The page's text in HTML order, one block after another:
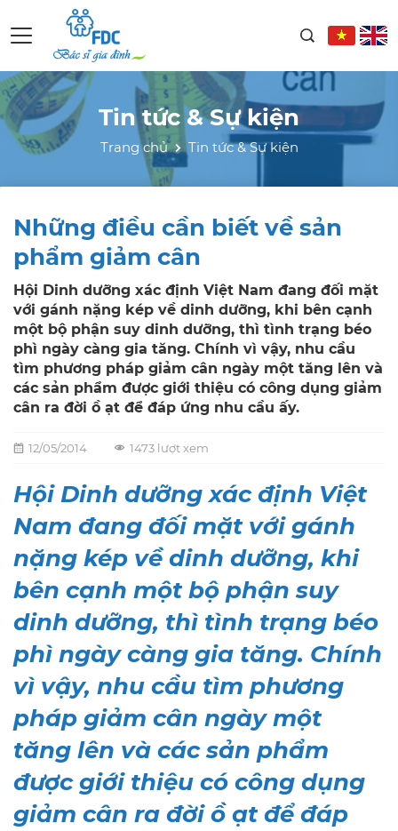
Tin tức & Sự kiện
Trang chủ Tin tức & Sự kiện
Những điều cần biết về sản
phẩm giảm cân
Hội Dinh dưỡng xác định Việt Nam đang đối mặt
với gánh nặng kép về dinh dưỡng, khi bên cạnh
một bộ phận suy dinh dưỡng, thì tình trạng béo
phì ngày càng gia tăng. Chính vì vậy, nhu cầu
tìm phương pháp giảm cân ngày một tăng lên và
các sản phẩm được giới thiệu có công dụng giảm
cân ra đời ồ ạt để đáp ứng nhu cầu ấy.
12/05/2014 1473 lượt xem
Hội Dinh dưỡng xác định Việt
Nam đang đối mặt với gánh
nặng kép về dinh dưỡng, khi
bên cạnh một bộ phận suy
dinh dưỡng, thì tình trạng béo
phì ngày càng gia tăng. Chính
vì vậy, nhu cầu tìm phương
pháp giảm cân ngày một
tăng lên và các sản phẩm
được giới thiệu có công dụng
giảm cân ra đời ồ ạt để đáp